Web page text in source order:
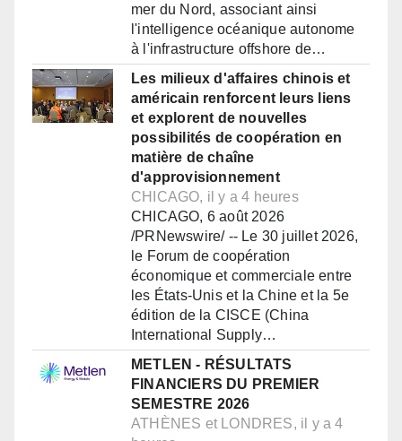
mer du Nord, associant ainsi
l'intelligence océanique autonome
à l'infrastructure offshore de…
Les milieux d'affaires chinois et
américain renforcent leurs liens
et explorent de nouvelles
possibilités de coopération en
matière de chaîne
d'approvisionnement
CHICAGO, il y a 4 heures
CHICAGO, 6 août 2026
/PRNewswire/ -- Le 30 juillet 2026,
le Forum de coopération
économique et commerciale entre
les États-Unis et la Chine et la 5e
édition de la CISCE (China
International Supply…
METLEN - RÉSULTATS
FINANCIERS DU PREMIER
SEMESTRE 2026
ATHÈNES et LONDRES, il y a 4